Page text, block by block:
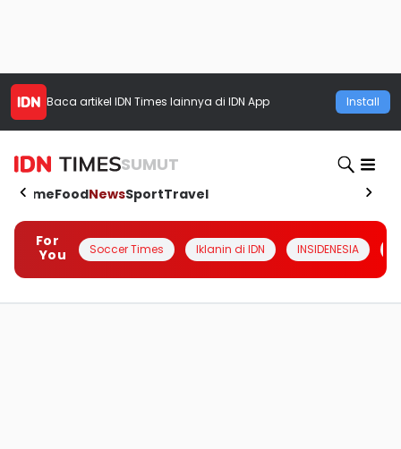
Baca artikel IDN Times lainnya di IDN App Install
SUMUT
HomeFoodNewsSportTravel
For
You
Soccer Times Iklanin di IDN INSIDENESIA